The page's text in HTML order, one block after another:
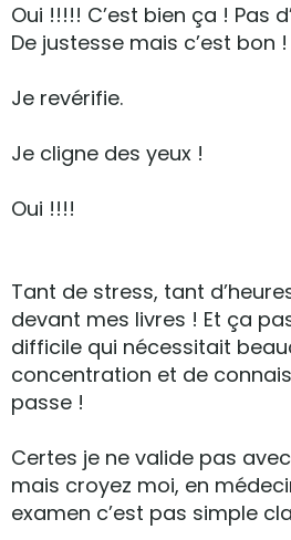
Oui !!!!! C’est bien ça ! Pas
De justesse mais c’est bon !
Je revérifie.
Je cligne des yeux !
Oui !!!!
Tant de stress, tant
devant mes livres ! Et ça
difficile qui nécessitait
concentration et de
passe !
Certes je ne valide pas
mais croyez moi, en
examen c’est pas simple